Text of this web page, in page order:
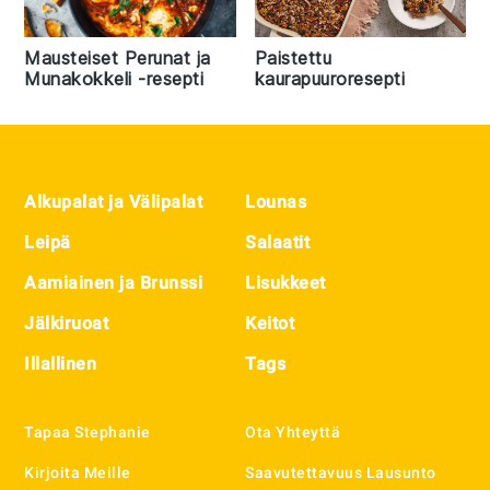
Mausteiset Perunat ja
Munakokkeli -resepti
Paistettu
kaurapuuroresepti
Footer
Alkupalat ja Välipalat
Leipä
Aamiainen ja Brunssi
Jälkiruoat
Illallinen
Lounas
Salaatit
Lisukkeet
Keitot
Tags
Tapaa Stephanie
Kirjoita Meille
Ota Yhteyttä
Saavutettavuus Lausunto